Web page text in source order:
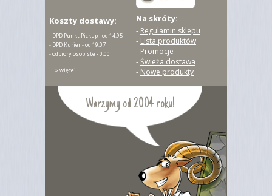
Warzymy od 2004 roku!
Koszty dostawy:
- DPD Punkt Pickup - od 14,95
- DPD Kurier - od 19,07
- odbiory osobiste - 0,00
» więcej
Na skróty:
- Regulamin sklepu
- Lista produktów
- Promocje
-Świeża dostawa
- Nowe produkty